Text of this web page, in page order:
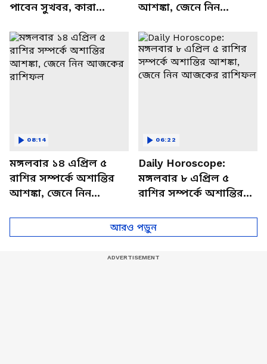
পাবেন সুখবর, কারা
বিশদে
আশঙ্কা, জেনে নিন
মঙ্গলবার ১৪ এপ্রিল ৫
রাশির সম্পর্কে অশান্তির
আশঙ্কা, জেনে নিন
08:14
Daily Horoscope:
মঙ্গলবার ৮ এপ্রিল ৫
রাশির সম্পর্কে অশান্তির
আজকের রাশিফল
06:22
আরও পড়ুন